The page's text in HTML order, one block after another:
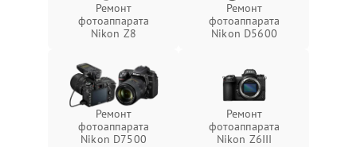
Ремонт
фотоаппарата
Nikon Z8
Ремонт
фотоаппарата
Nikon D5600
Ремонт
фотоаппарата
Nikon D7500
Ремонт
фотоаппарата
Nikon Z6III